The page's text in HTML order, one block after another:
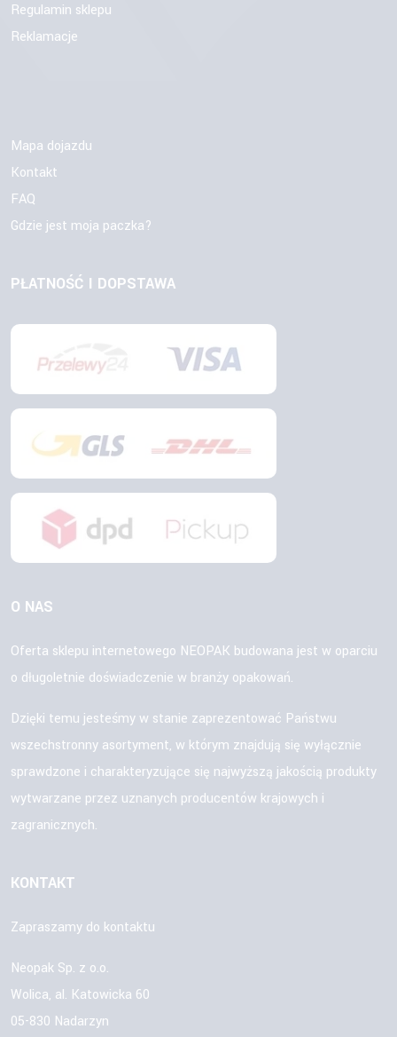
Regulamin sklepu
Reklamacje
Mapa dojazdu
Kontakt
FAQ
Gdzie jest moja paczka?
PŁATNOŚĆ I DOPSTAWA
O NAS
Oferta sklepu internetowego NEOPAK budowana jest w oparciu
o długoletnie doświadczenie w branży opakowań.
Dzięki temu jesteśmy w stanie zaprezentować Państwu
wszechstronny asortyment, w którym znajdują się wyłącznie
sprawdzone i charakteryzujące się najwyższą jakością produkty
wytwarzane przez uznanych producentów krajowych i
zagranicznych.
KONTAKT
Zapraszamy do kontaktu
Neopak Sp. z o.o.
Wolica, al. Katowicka 60
05-830 Nadarzyn